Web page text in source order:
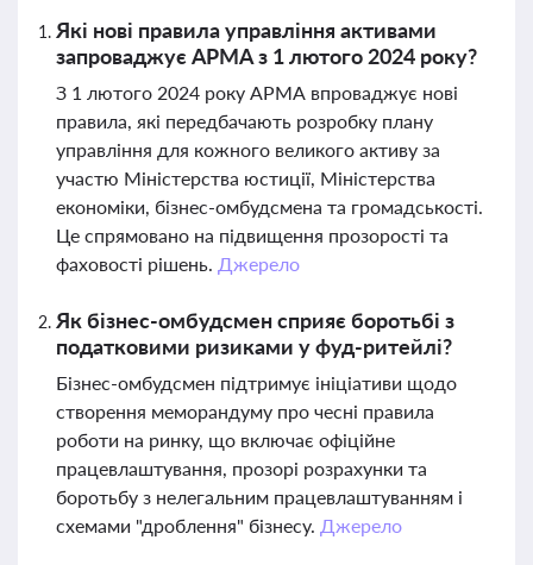
Які нові правила управління активами
запроваджує АРМА з 1 лютого 2024 року?
З 1 лютого 2024 року АРМА впроваджує нові
правила, які передбачають розробку плану
управління для кожного великого активу за
участю Міністерства юстиції, Міністерства
економіки, бізнес-омбудсмена та громадськості.
Це спрямовано на підвищення прозорості та
фаховості рішень. Джерело
Як бізнес-омбудсмен сприяє боротьбі з
податковими ризиками у фуд-ритейлі?
Бізнес-омбудсмен підтримує ініціативи щодо
створення меморандуму про чесні правила
роботи на ринку, що включає офіційне
працевлаштування, прозорі розрахунки та
боротьбу з нелегальним працевлаштуванням і
схемами "дроблення" бізнесу. Джерело